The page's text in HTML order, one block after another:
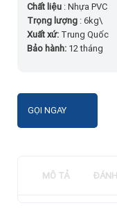
Chất liệu : Nhựa PVC
Trọng lượng : 6kg\
Xuất xứ: Trung Quốc
Bảo hành: 12 tháng
GỌI NGAY
MÔ TẢ